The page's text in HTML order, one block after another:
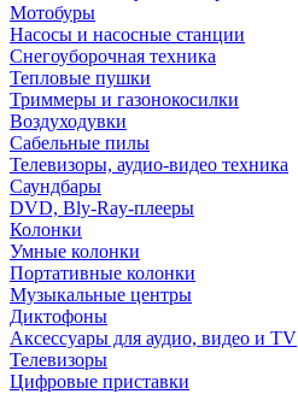
Мотобуры
Насосы и насосные станции
Снегоуборочная техника
Тепловые пушки
Триммеры и газонокосилки
Воздуходувки
Сабельные пилы
Телевизоры, аудио-видео техника
Саундбары
DVD, Bly-Ray-плееры
Колонки
Умные колонки
Портативные колонки
Музыкальные центры
Диктофоны
Аксессуары для аудио, видео и TV
Телевизоры
Цифровые приставки